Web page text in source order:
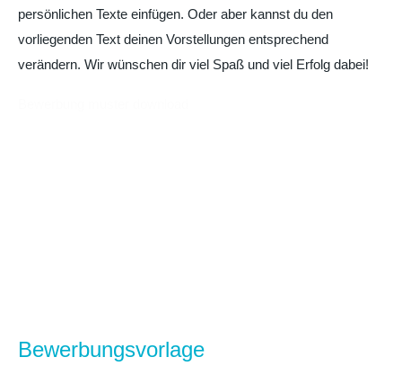
persönlichen Texte einfügen. Oder aber kannst du den
vorliegenden Text deinen Vorstellungen entsprechend
verändern. Wir wünschen dir viel Spaß und viel Erfolg dabei!
Bewerbungsvorlage